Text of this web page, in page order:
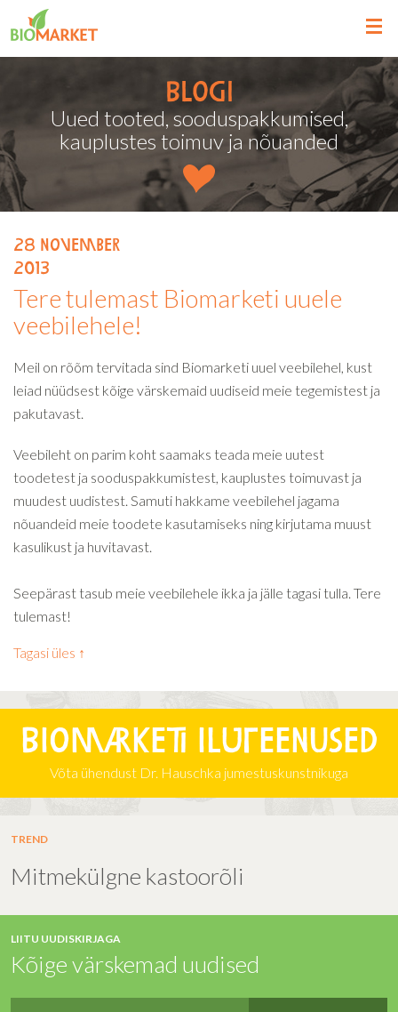
Blogi
Uued tooted, sooduspakkumised,
kauplustes toimuv ja nõuanded
28 november
2013
Tere tulemast Biomarketi uuele
veebilehele!
Meil on rõõm tervitada sind Biomarketi uuel veebilehel, kust
leiad nüüdsest kõige värskemaid uudiseid meie tegemistest ja
pakutavast.
Veebileht on parim koht saamaks teada meie uutest
toodetest ja sooduspakkumistest, kauplustes toimuvast ja
muudest uudistest. Samuti hakkame veebilehel jagama
nõuandeid meie toodete kasutamiseks ning kirjutama muust
kasulikust ja huvitavast.
Seepärast tasub meie veebilehele ikka ja jälle tagasi tulla. Tere
tulemast!
Tagasi üles ↑
Biomarketi iluteenused
Võta ühendust Dr. Hauschka jumestuskunstnikuga
TREND
Mitmekülgne kastoorõli
LIITU UUDISKIRJAGA
Kõige värskemad uudised